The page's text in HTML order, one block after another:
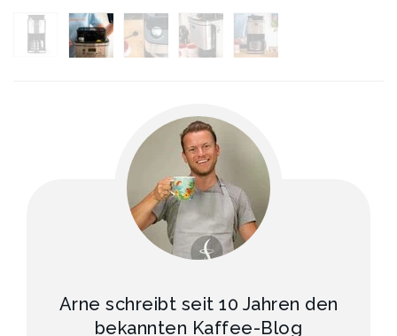
Arne schreibt seit 10 Jahren den
bekannten Kaffee-Blog